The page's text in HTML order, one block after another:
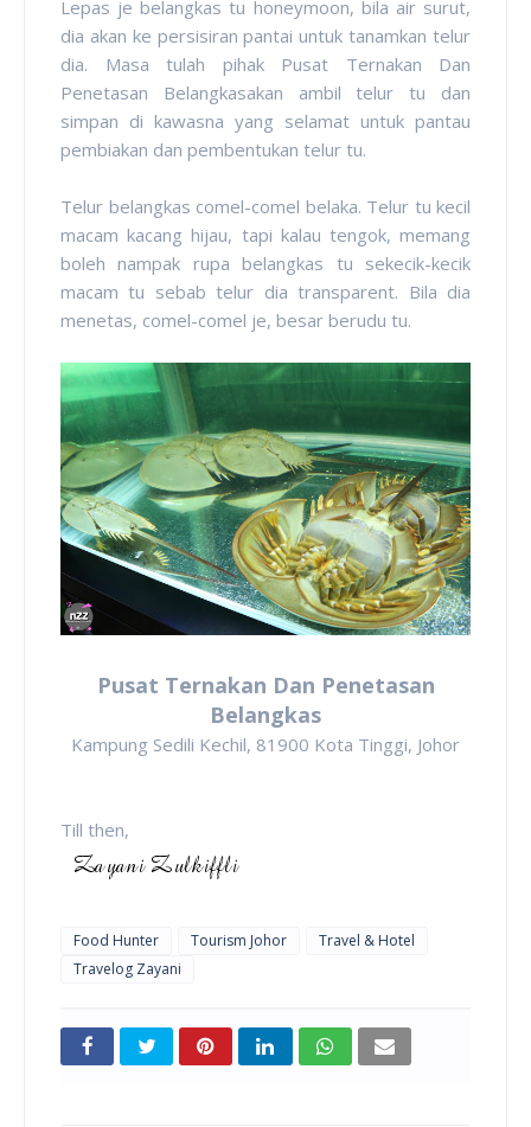
Lepas je belangkas tu honeymoon, bila air surut,
dia akan ke persisiran pantai untuk tanamkan telur
dia. Masa tulah pihak Pusat Ternakan Dan
Penetasan Belangkasakan ambil telur tu dan
simpan di kawasna yang selamat untuk pantau
pembiakan dan pembentukan telur tu.
Telur belangkas comel-comel belaka. Telur tu kecil
macam kacang hijau, tapi kalau tengok, memang
boleh nampak rupa belangkas tu sekecik-kecik
macam tu sebab telur dia transparent. Bila dia
menetas, comel-comel je, besar berudu tu.
Pusat Ternakan Dan Penetasan
Belangkas
Kampung Sedili Kechil, 81900 Kota Tinggi, Johor
Till then,
Food Hunter Tourism Johor
Travel & Hotel
Travelog Zayani